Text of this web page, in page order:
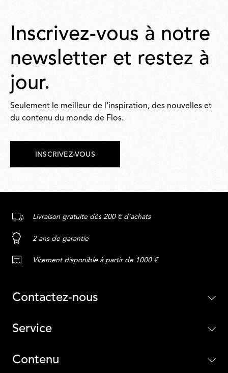
Inscrivez-vous à notre
newsletter et restez à
jour.
Seulement le meilleur de l'inspiration, des nouvelles et
du contenu du monde de Flos.
INSCRIVEZ-VOUS
Livraison gratuite dès 200 € d’achats
2 ans de garantie
Virement disponible à partir de 1000 €
Contactez-nous
Service
Contenu